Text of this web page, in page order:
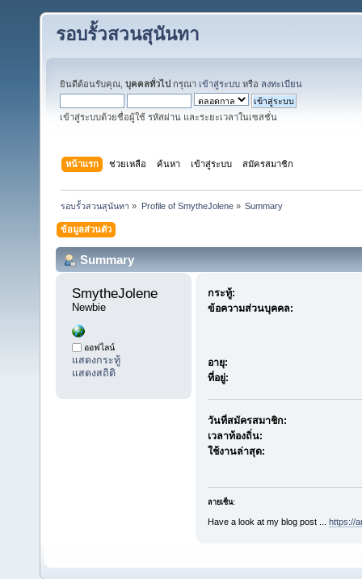
รอบรั้วสวนสุนันทา
ยินดีต้อนรับคุณ, บุคคลทั่วไป กรุณา เข้าสู่ระบบ หรือ ลงทะเบียน
เข้าสู่ระบบด้วยชื่อผู้ใช้ รหัสผ่าน และระยะเวลาในเซสชั่น
หน้าแรก ช่วยเหลือ ค้นหา เข้าสู่ระบบ สมัครสมาชิก
รอบรั้วสวนสุนันทา » Profile of SmytheJolene» Summary
ข้อมูลส่วนตัว
Summary
SmytheJolene
Newbie
ออฟไลน์
แสดงกระทู้
แสดงสถิติ
กระทู้:
ข้อความส่วนบุคคล:
อายุ:
ที่อยู่:
วันที่สมัครสมาชิก:
เวลาท้องถิ่น:
ใช้งานล่าสุด:
ลายเซ็น:
Have a look at my blog post ... https://